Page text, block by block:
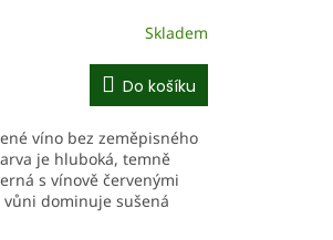
Skladem
Do košíku
víno bez zeměpisného
je hluboká, temně
s vínově červenými
vůni dominuje sušená